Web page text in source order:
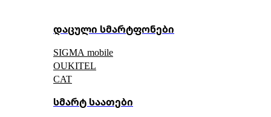
დაცული სმარტფონები
SIGMA mobile
OUKITEL
CAT
სმარტ საათები